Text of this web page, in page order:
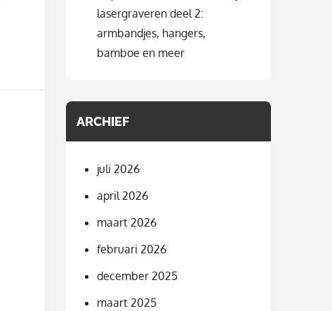
lasergraveren deel 2:
armbandjes, hangers,
bamboe en meer
ARCHIEF
juli 2026
april 2026
maart 2026
februari 2026
december 2025
maart 2025